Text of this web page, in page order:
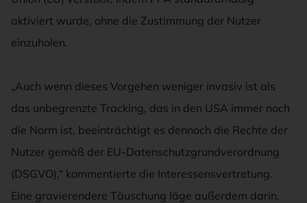
aktiviert wurde, ohne die Zustimmung der Nutzer
einzuholen.
„Auch wenn dieses Vorgehen weniger invasiv ist als
das unbegrenzte Tracking, das in den USA immer noch
die Norm ist, beeinträchtigt es dennoch die Rechte der
Nutzer gemäß der EU-Datenschutzgrundverordnung
(DSGVO),“ kommentierte die Interessensvertretung.
Eine gravierendere Täuschung läge außerdem darin,